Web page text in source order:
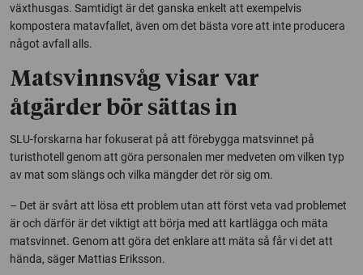
växthusgas. Samtidigt är det ganska enkelt att exempelvis
kompostera matavfallet, även om det bästa vore att inte producera
något avfall alls.
Matsvinnsvåg visar var
åtgärder bör sättas in
SLU-forskarna har fokuserat på att förebygga matsvinnet på
turisthotell genom att göra personalen mer medveten om vilken typ
av mat som slängs och vilka mängder det rör sig om.
– Det är svårt att lösa ett problem utan att först veta vad problemet
är och därför är det viktigt att börja med att kartlägga och mäta
matsvinnet. Genom att göra det enklare att mäta så får vi det att
hända, säger Mattias Eriksson.